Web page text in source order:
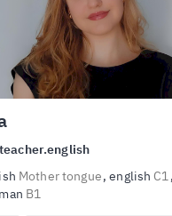
teacher.english
Mother tongue english C1
B1